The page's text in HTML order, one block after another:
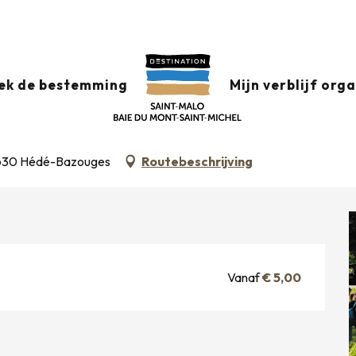
de bestemming Mijn verblijf
DE CES LIEUX
Hédé-Bazouges Routebeschrijving
Vanaf€ 5,00